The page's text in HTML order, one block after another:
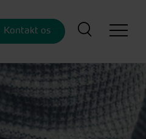
Kontakt os